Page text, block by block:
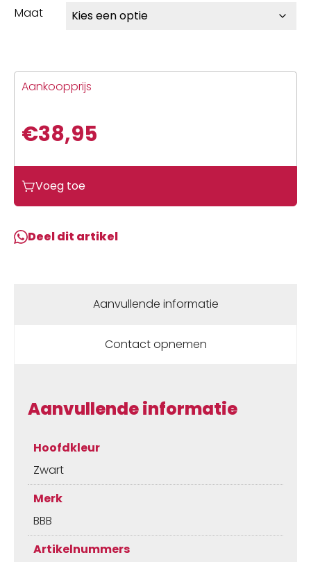
Maat
Aankoopprijs
€38,95
BHS-
08
RoadForce
Voeg toe
Deel dit artikel
Aanvullende informatie
Contact opnemen
Aanvullende informatie
Hoofdkleur
Zwart
Merk
BBB
Artikelnummers